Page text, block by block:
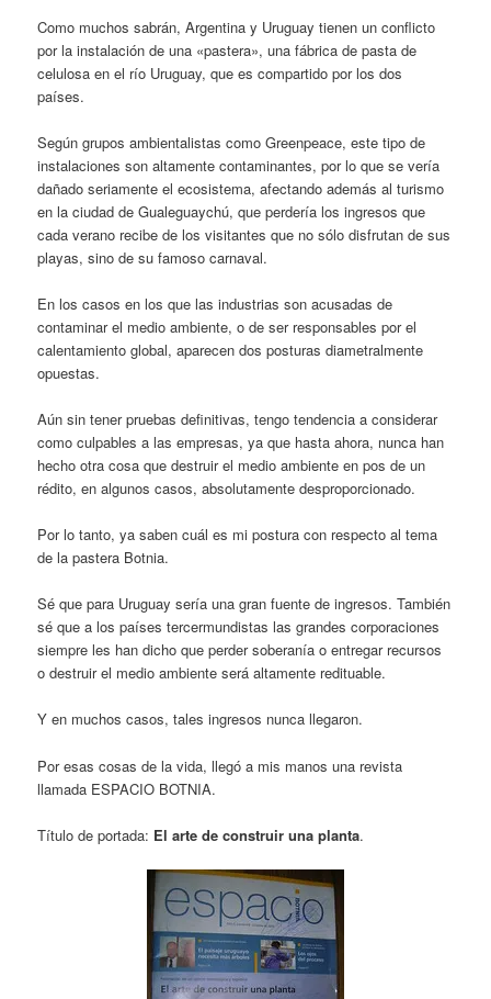
Como muchos sabrán, Argentina y Uruguay tienen un conflicto
por la instalación de una «pastera», una fábrica de pasta de
celulosa en el río Uruguay, que es compartido por los dos
países.
Según grupos ambientalistas como Greenpeace, este tipo de
instalaciones son altamente contaminantes, por lo que se vería
dañado seriamente el ecosistema, afectando además al turismo
en la ciudad de Gualeguaychú, que perdería los ingresos que
cada verano recibe de los visitantes que no sólo disfrutan de sus
playas, sino de su famoso carnaval.
En los casos en los que las industrias son acusadas de
contaminar el medio ambiente, o de ser responsables por el
calentamiento global, aparecen dos posturas diametralmente
opuestas.
Aún sin tener pruebas definitivas, tengo tendencia a considerar
como culpables a las empresas, ya que hasta ahora, nunca han
hecho otra cosa que destruir el medio ambiente en pos de un
rédito, en algunos casos, absolutamente desproporcionado.
Por lo tanto, ya saben cuál es mi postura con respecto al tema
de la pastera Botnia.
Sé que para Uruguay sería una gran fuente de ingresos. También
sé que a los países tercermundistas las grandes corporaciones
siempre les han dicho que perder soberanía o entregar recursos
o destruir el medio ambiente será altamente redituable.
Y en muchos casos, tales ingresos nunca llegaron.
Por esas cosas de la vida, llegó a mis manos una revista
llamada ESPACIO BOTNIA.
Título de portada: El arte de construir una planta.